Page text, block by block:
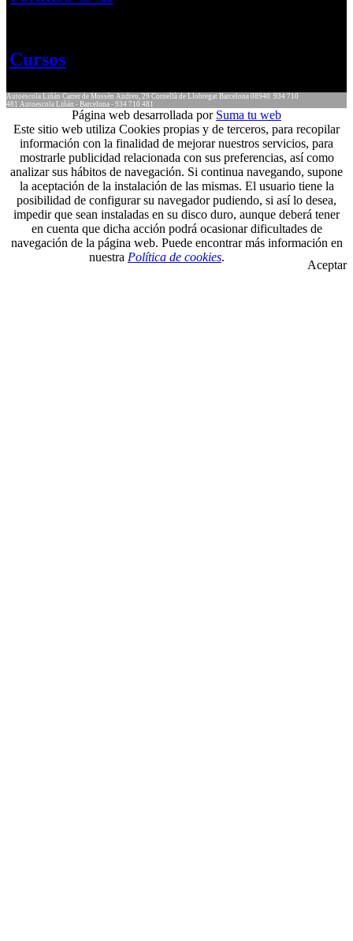
Cursos
Autoescola Liñán Carrer de Mossèn Andreu, 29 Cornellà de Llobregat Barcelona 08940 934 710
481 Autoescola Liñán - Barcelona - 934 710 481
Página web desarrollada por Suma tu web
Este sitio web utiliza Cookies propias y de terceros, para recopilar
información con la finalidad de mejorar nuestros servicios, para
mostrarle publicidad relacionada con sus preferencias, así como
analizar sus hábitos de navegación. Si continua navegando, supone
la aceptación de la instalación de las mismas. El usuario tiene la
posibilidad de configurar su navegador pudiendo, si así lo desea,
impedir que sean instaladas en su disco duro, aunque deberá tener
en cuenta que dicha acción podrá ocasionar dificultades de
navegación de la página web. Puede encontrar más información en
nuestra Política de cookies.
Aceptar